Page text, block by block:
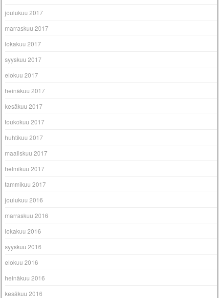
joulukuu 2017
marraskuu 2017
lokakuu 2017
syyskuu 2017
elokuu 2017
heinäkuu 2017
kesäkuu 2017
toukokuu 2017
huhtikuu 2017
maaliskuu 2017
helmikuu 2017
tammikuu 2017
joulukuu 2016
marraskuu 2016
lokakuu 2016
syyskuu 2016
elokuu 2016
heinäkuu 2016
kesäkuu 2016